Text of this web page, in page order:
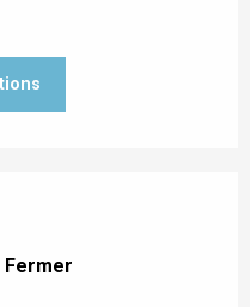
Fermer